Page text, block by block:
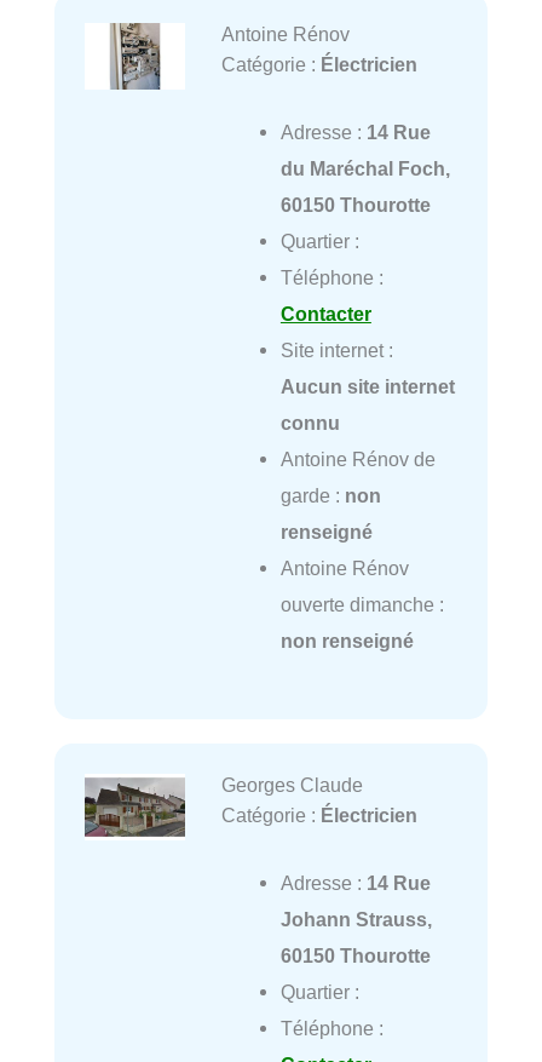
Antoine Rénov
Catégorie : Électricien
Adresse : 14 Rue
du Maréchal Foch,
60150 Thourotte
Quartier :
Téléphone :
Contacter
Site internet :
Aucun site internet
connu
Antoine Rénov de
garde : non
renseigné
Antoine Rénov
ouverte dimanche :
non renseigné
Georges Claude
Catégorie : Électricien
Adresse : 14 Rue
Johann Strauss,
60150 Thourotte
Quartier :
Téléphone :